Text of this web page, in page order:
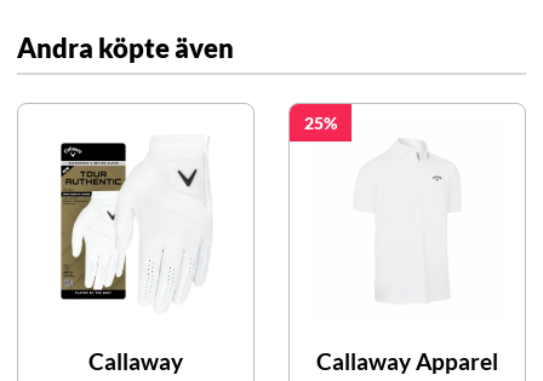
Andra köpte även
Callaway
25
Callaway Apparel